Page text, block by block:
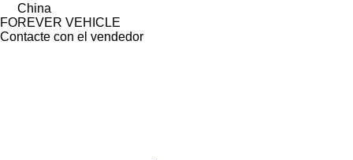
China
FOREVER VEHICLE
Contacte con el vendedor